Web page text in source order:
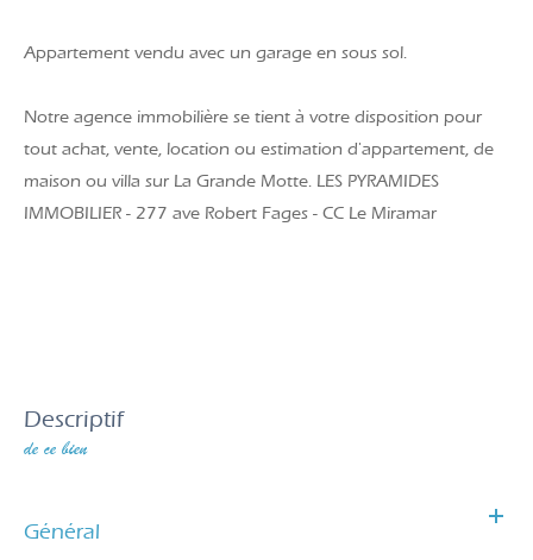
Appartement vendu avec un garage en sous sol.
Notre agence immobilière se tient à votre disposition pour
tout achat, vente, location ou estimation d'appartement, de
maison ou villa sur La Grande Motte. LES PYRAMIDES
IMMOBILIER - 277 ave Robert Fages - CC Le Miramar
descriptif
de ce bien
Général